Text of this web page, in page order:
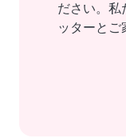
ださい。私
ッターとご